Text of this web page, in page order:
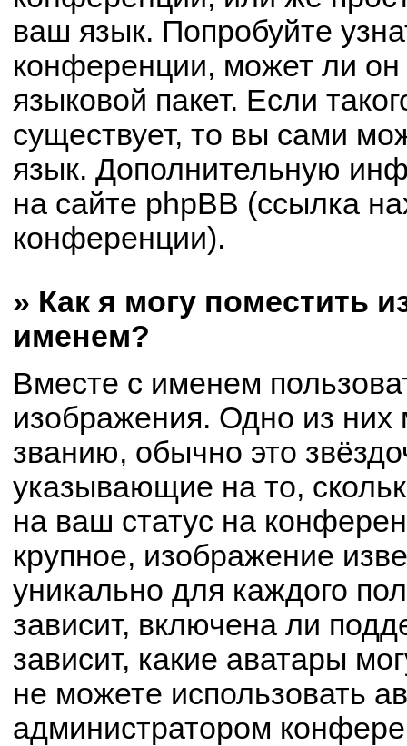
ваш язык. Попробуйте
конференции, может ли
языковой пакет. Если
существует, то вы сами
язык. Дополнительную
на сайте phpBB (ссылка
конференции).
» Как я могу поместить
именем?
Вместе с именем
изображения. Одно из них
званию, обычно это
указывающие на то,
на ваш статус на
крупное, изображение
уникально для каждого
зависит, включена ли
зависит, какие аватары
не можете использовать
администратором